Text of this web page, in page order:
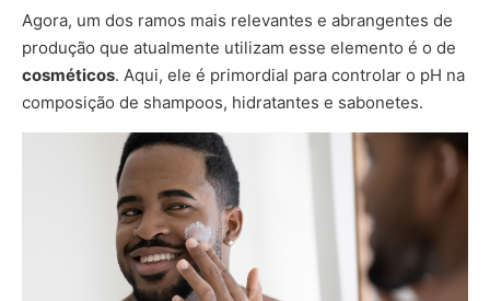
Agora, um dos ramos mais relevantes e abrangentes de
produção que atualmente utilizam esse elemento é o de
cosméticos. Aqui, ele é primordial para controlar o pH na
composição de shampoos, hidratantes e sabonetes.